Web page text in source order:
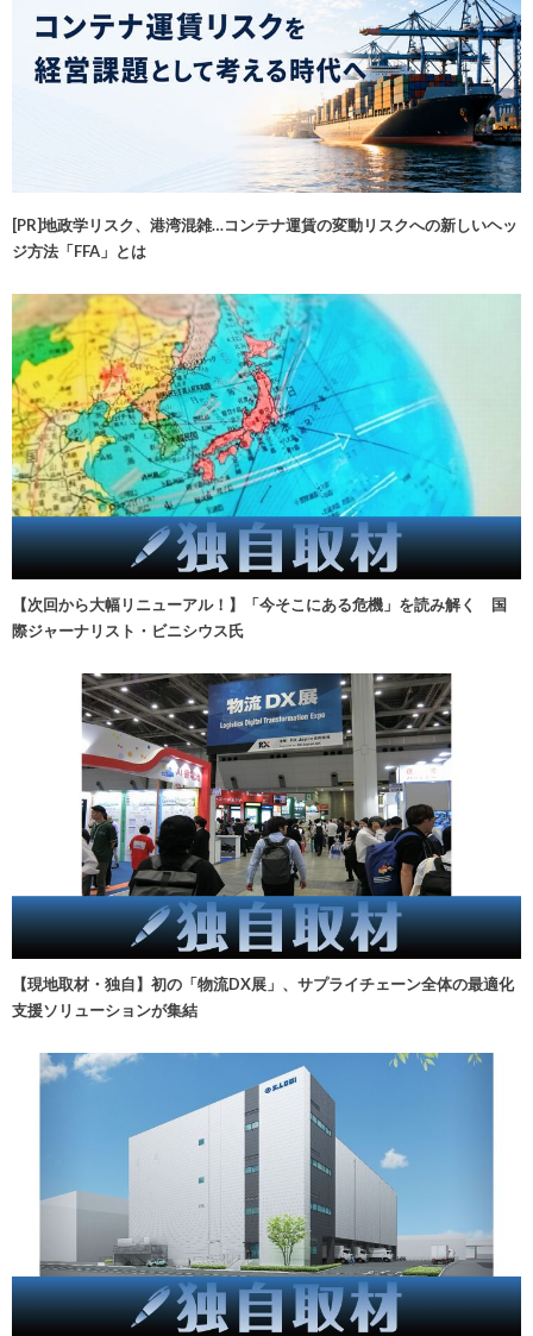
[PR]地政学リスク、港湾混雑…コンテナ運賃の変動リスクへの新しいヘッ
ジ方法「FFA」とは
【次回から大幅リニューアル！】「今そこにある危機」を読み解く 国
際ジャーナリスト・ビニシウス氏
【現地取材・独自】初の「物流DX展」、サプライチェーン全体の最適化
支援ソリューションが集結